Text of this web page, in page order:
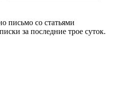
письмо со статьями
за последние трое суток.